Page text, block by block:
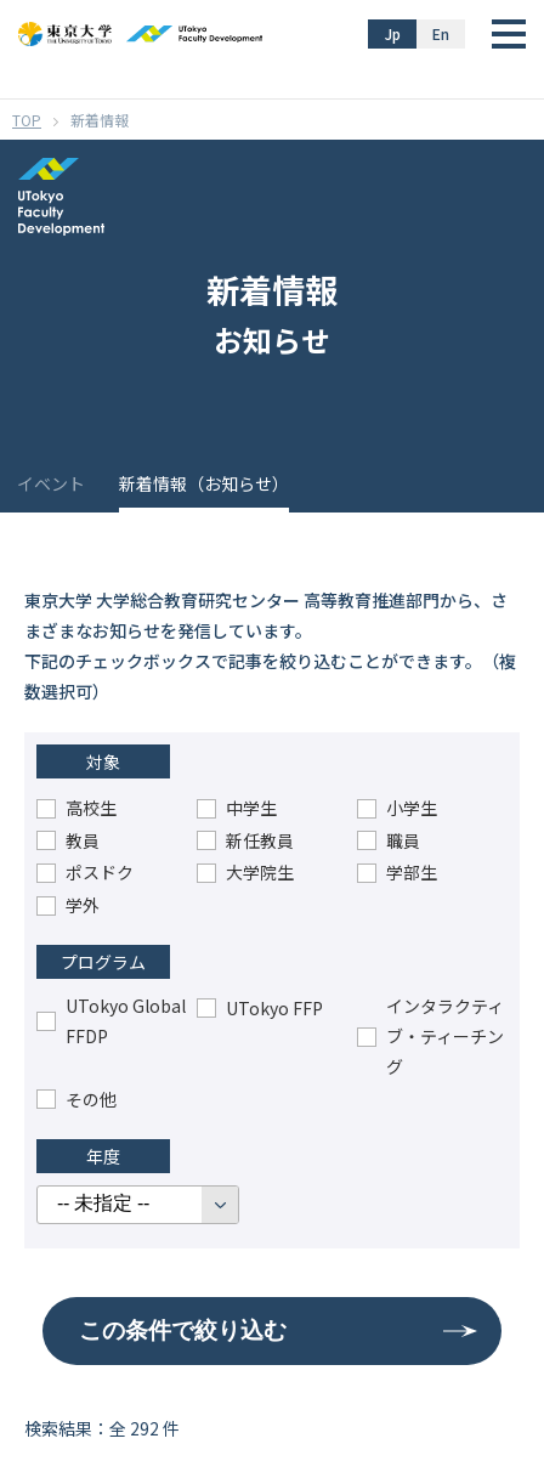
En
Jp
新着情報
新着情報
お知らせ
イベント 新着情報（お知らせ）
東京大学 大学総合教育研究センター 高等教育推進部門から、さ
まざまなお知らせを発信しています。
下記のチェックボックスで記事を絞り込むことができます。（複
数選択可）
対象
高校生
中学生
小学生
教員
新任教員
職員
ポスドク
大学院生
学部生
学外
プログラム
UTokyo Global
FFDP
UTokyo FFP
インタラクティ
ブ・ティーチン
グ
その他
年度
検索結果：全 292 件